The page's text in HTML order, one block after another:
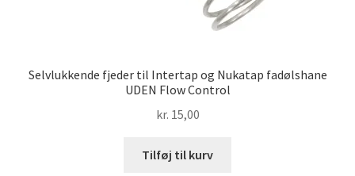
Selvlukkende fjeder til Intertap og Nukatap fadølshane
UDEN Flow Control
kr. 15,00
Tilføj til kurv